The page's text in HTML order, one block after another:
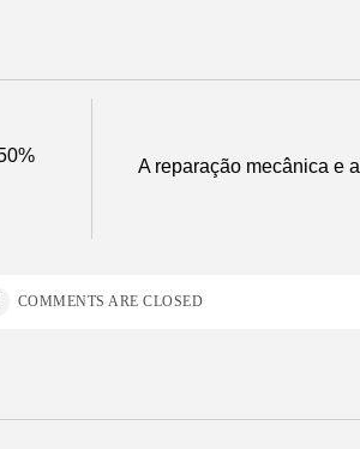
A reparação mecânica e
COMMENTS ARE CLOSED